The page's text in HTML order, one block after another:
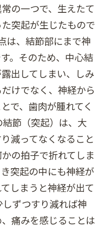
の一つで、生えたて
突起が生じたもので
は、結節部にまで神
。そのため、中心結
出してしまい、しみ
けでなく、神経から
で、歯肉が腫れてく
節（突起）は、大
減ってなくなること
の拍子で折れてしま
突起の中にも神経が
しまうと神経が出て
ずつすり減れば神
痛みを感じることは